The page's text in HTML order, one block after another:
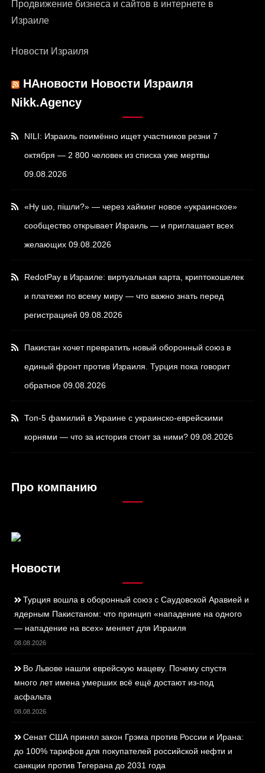
Продвижение бизнеса и сайтов в интернете в
Израиле
Новости Израиля
НАновости Новости Израиля
Nikk.Agency
NILI: Израиль поимённо ищет участников резни 7
октября — 2 800 человек из списка уже мертвы
09.08.2026
«Ну шо, пішли?» — через хайкинг новое «украинское»
сообщество открывает Израиль — и приглашает всех
желающих 09.08.2026
RedotPay в Израиле: виртуальная карта, криптокошелек
и платежи по всему миру — что важно знать перед
регистрацией 09.08.2026
Пакистан хочет превратить новый оборонный союз в
единый фронт против Израиля. Турция пока говорит
обратное 09.08.2026
Топ-5 фамилий в Украине с украинско-еврейскими
корнями — что за история стоит за ними? 09.08.2026
Про компанию
Новости
Турция вошла в оборонный союз с Саудовской Аравией и
ядерным Пакистаном: что принцип «нападение на одного
— нападение на всех» меняет для Израиля
08.08.2026
Во Львове нашли еврейскую мацеву. Почему спустя
много лет имена умерших всё ещё достают из-под
асфальта
08.08.2026
Сенат США принял закон Грэма против России и Ирана:
до 100% тарифов для покупателей российской нефти и
санкции против Тегерана до 2031 года